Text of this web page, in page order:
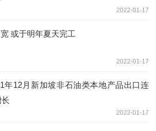
2022-01-17
或于明年夏天完工
2022-01-17
年12月新加坡非石油类本地产品出口连
2022-01-17